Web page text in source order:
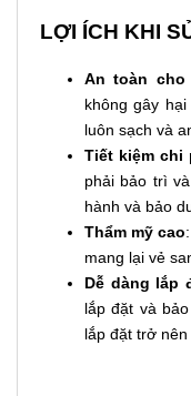
LỢI ÍCH KHI
An toàn cho
không gây
luôn sạch và
Tiết kiệm chi
phải bảo trì
hành và bảo
Thẩm mỹ cao
mang lại vẻ
Dễ dàng lắp
lắp đặt và
lắp đặt trở